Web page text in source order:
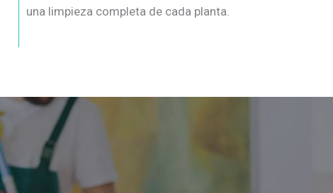
una limpieza completa de cada planta.